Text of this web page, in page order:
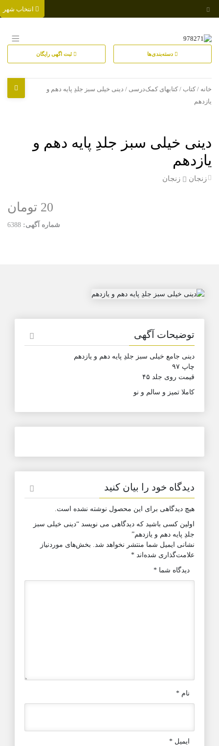
دسته‌بندی‌ها ثبت اگهی رایگان
خانه / کتاب / کتابهای کمک‌درسی / دینی خیلی سبز جلدِ پایه دهم و
یازدهم
دینی خیلی سبز جلدِ پایه دهم و
یازدهم
زنجان زنجان
20 تومان
شماره آگهی: 6388
توضیحات آگهی
دینی جامع خیلی سبز جلدِ پایه دهم و یازدهم
چاپ ۹۷
قیمت روی جلد ۴۵
کاملا تمیز و سالم و نو
دیدگاه خود را بیان کنید
هیچ دیدگاهی برای این محصول نوشته نشده است.
اولین کسی باشید که دیدگاهی می نویسد “دینی خیلی سبز
جلدِ پایه دهم و یازدهم”
نشانی ایمیل شما منتشر نخواهد شد. بخش‌های موردنیاز
علامت‌گذاری شده‌اند *
دیدگاه شما *
نام *
ایمیل *